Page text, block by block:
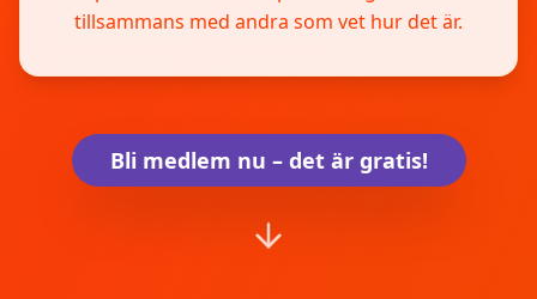
tillsammans med andra som vet hur det är.
Bli medlem nu – det är gratis!